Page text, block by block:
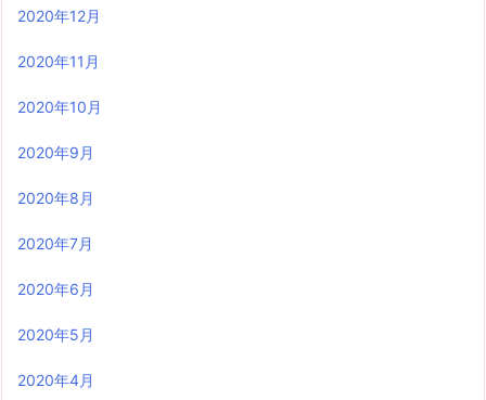
2020年12月
2020年11月
2020年10月
2020年9月
2020年8月
2020年7月
2020年6月
2020年5月
2020年4月